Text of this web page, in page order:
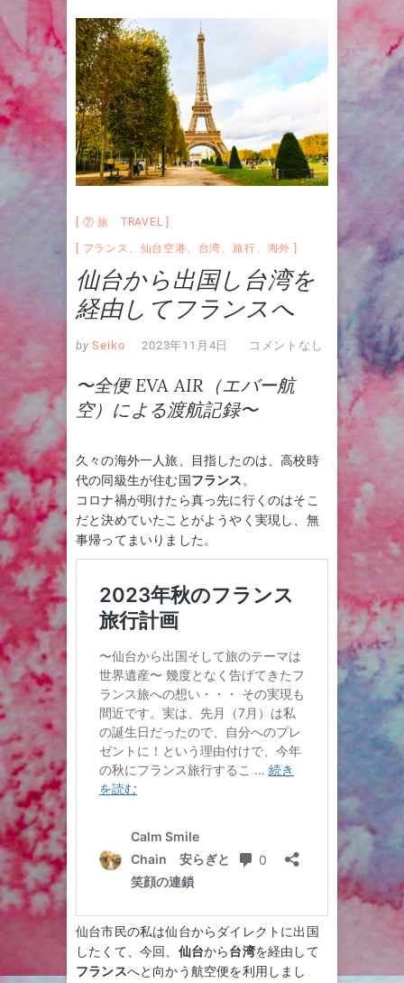
⑦ 旅 TRAVEL
フランス 、 仙台空港、 台湾、旅行、 海外
仙台から出国し台湾を
経由してフランスへ
by Seiko 2023年11月4日 コメントなし
〜全便 EVA AIR（エバー航
空）による渡航記録〜
久々の海外一人旅、目指したのは、高校時
代の同級生が住む国フランス。
コロナ禍が明けたら真っ先に行くのはそこ
だと決めていたことがようやく実現し、無
事帰ってまいりました。
仙台市民の私は仙台からダイレクトに出国
したくて、今回、 仙台から台湾を経由して
フランスへと向かう航空便を利用しまし